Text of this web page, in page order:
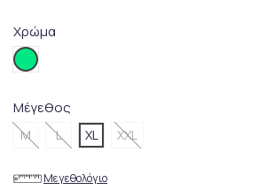
Χρώμα
025GREEN
Μέγεθος
M L XL XXL
Μεγεθολόγιο